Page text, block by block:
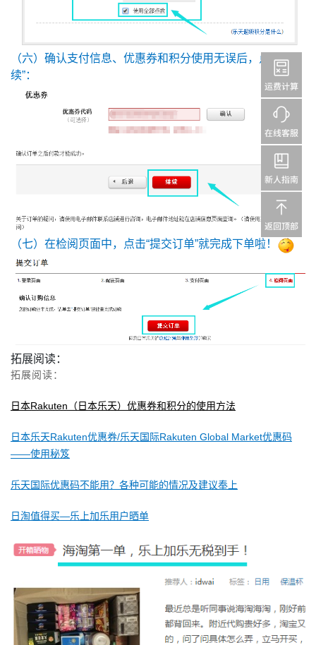
（六）确认支付信息、优惠券和积分使用无误后，点击“继
续”：
（七）在检阅页面中，点击“提交订单”就完成下单啦！
拓展阅读：
拓展阅读：
日本Rakuten（日本乐天）优惠券和积分的使用方法
日本乐天Rakuten优惠券/乐天国际Rakuten Global Market优惠码
——使用秘笈
乐天国际优惠码不能用？各种可能的情况及建议奉上
日淘值得买—乐上加乐用户晒单